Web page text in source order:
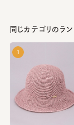
同じカテゴリのラ
1